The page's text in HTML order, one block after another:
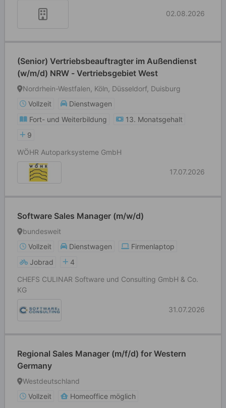
02.08.2026
(Senior) Vertriebsbeauftragter im Außendienst
(w/m/d) NRW - Vertriebsgebiet West
Nordrhein-Westfalen, Köln, Düsseldorf, Duisburg
Vollzeit
Dienstwagen
Fort- und Weiterbildung
13. Monatsgehalt
9
WÖHR Autoparksysteme GmbH
17.07.2026
Software Sales Manager (m/w/d)
bundesweit
Vollzeit
Dienstwagen
Firmenlaptop
Jobrad
4
CHEFS CULINAR Software und Consulting GmbH & Co.
KG
31.07.2026
Regional Sales Manager (m/f/d) for Western
Germany
Westdeutschland
Vollzeit
Homeoffice möglich